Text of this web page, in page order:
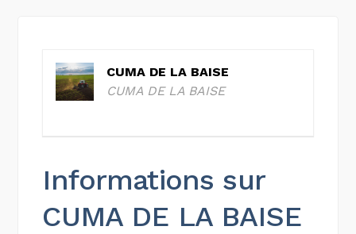
CUMA DE LA BAISE
CUMA DE LA BAISE
Informations sur
CUMA DE LA BAISE